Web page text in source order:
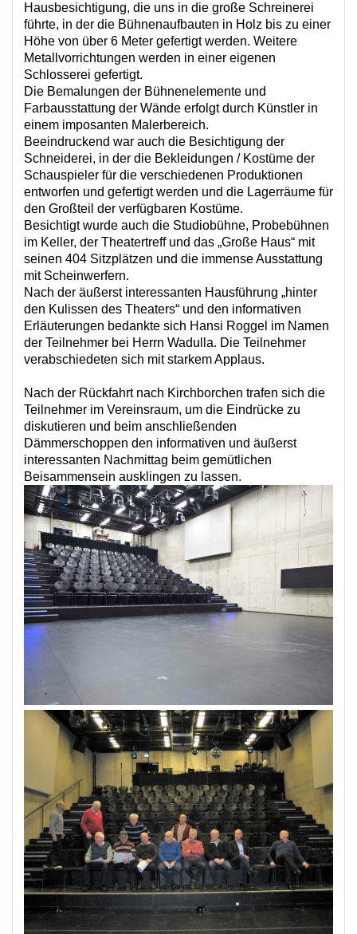
Hausbesichtigung, die uns in die große Schreinerei
führte, in der die Bühnenaufbauten in Holz bis zu einer
Höhe von über 6 Meter gefertigt werden. Weitere
Metallvorrichtungen werden in einer eigenen
Schlosserei gefertigt.
Die Bemalungen der Bühnenelemente und
Farbausstattung der Wände erfolgt durch Künstler in
einem imposanten Malerbereich.
Beeindruckend war auch die Besichtigung der
Schneiderei, in der die Bekleidungen / Kostüme der
Schauspieler für die verschiedenen Produktionen
entworfen und gefertigt werden und die Lagerräume für
den Großteil der verfügbaren Kostüme.
Besichtigt wurde auch die Studiobühne, Probebühnen
im Keller, der Theatertreff und das „Große Haus“ mit
seinen 404 Sitzplätzen und die immense Ausstattung
mit Scheinwerfern.
Nach der äußerst interessanten Hausführung „hinter
den Kulissen des Theaters“ und den informativen
Erläuterungen bedankte sich Hansi Roggel im Namen
der Teilnehmer bei Herrn Wadulla. Die Teilnehmer
verabschiedeten sich mit starkem Applaus.
Nach der Rückfahrt nach Kirchborchen trafen sich die
Teilnehmer im Vereinsraum, um die Eindrücke zu
diskutieren und beim anschließenden
Dämmerschoppen den informativen und äußerst
interessanten Nachmittag beim gemütlichen
Beisammensein ausklingen zu lassen.